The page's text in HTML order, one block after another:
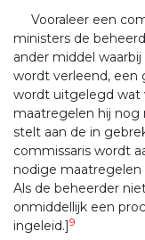
Vooraleer een
ministers de
ander middel
wordt verleend, een
wordt uitgelegd wat
maatregelen hij nog
stelt aan de in
commissaris wordt
nodige
Als de beheerder
onmiddellijk een
ingeleid.]9